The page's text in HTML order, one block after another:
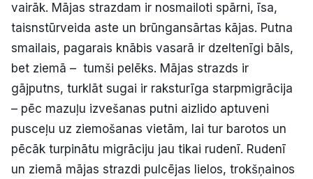
Facebook Instagram YouTube
E-avīze
vairāk. Mājas strazdam ir nosmailoti spārni, īsa,
taisnstūrveida aste un brūngansārtas kājas. Putna
smailais, pagarais knābis vasarā ir dzeltenīgi bāls,
bet ziemā – tumši pelēks. Mājas strazds ir
gājputns, turklāt sugai ir raksturīga starpmigrācija
– pēc mazuļu izvešanas putni aizlido aptuveni
pusceļu uz ziemošanas vietām, lai tur barotos un
pēcāk turpinātu migrāciju jau tikai rudenī. Rudenī
un ziemā mājas strazdi pulcējas lielos, trokšņainos